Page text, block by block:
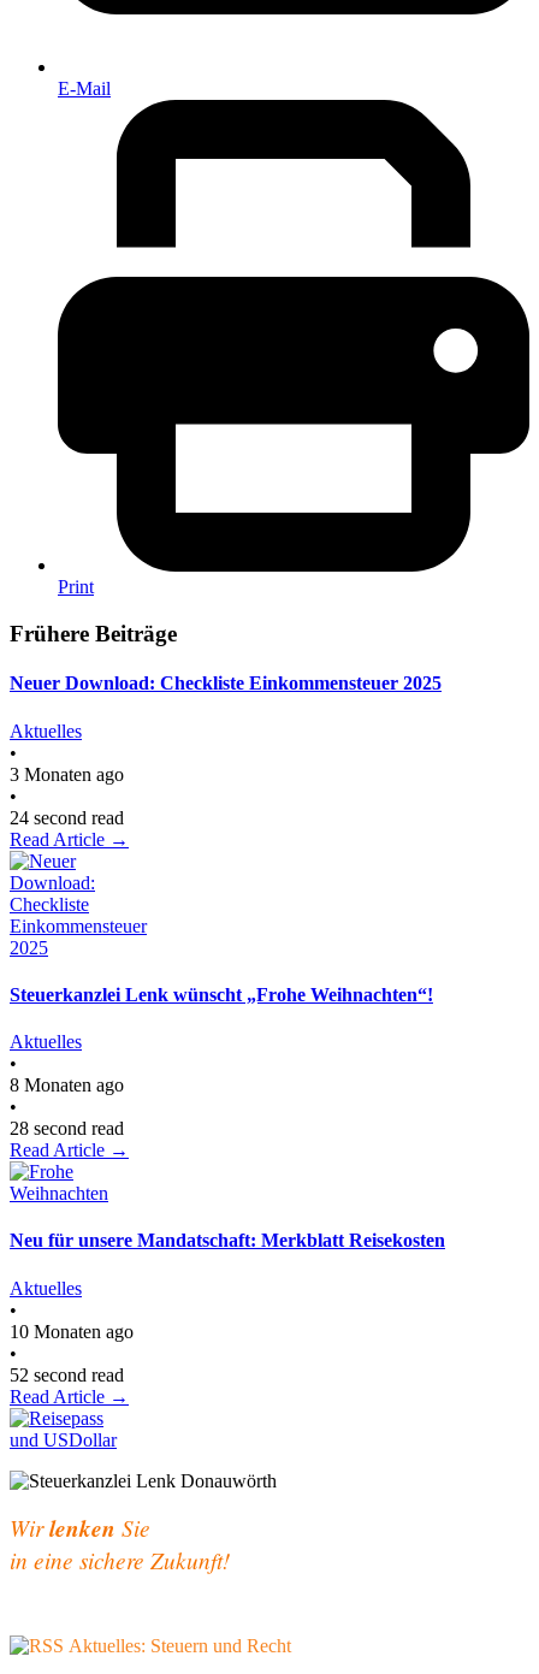
E-Mail
Print
Frühere Beiträge
Neuer Download: Checkliste Einkommensteuer 2025
Aktuelles
•
3 Monaten ago
•
24 second read
Read Article →
Steuerkanzlei Lenk wünscht „Frohe Weihnachten“!
Aktuelles
•
8 Monaten ago
•
28 second read
Read Article →
Neu für unsere Mandatschaft: Merkblatt Reisekosten
Aktuelles
•
10 Monaten ago
•
52 second read
Read Article →
Wirlenken Sie
in eine sichere Zukunft!
Aktuelles: Steuern und Recht